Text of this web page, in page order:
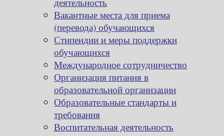
Вакантные места для приема
(перевода) обучающихся
Стипендии и меры поддержки
обучающихся
Международное сотрудничество
Организация питания в
образовательной организации
Образовательные стандарты и
требования
Воспитательная деятельность